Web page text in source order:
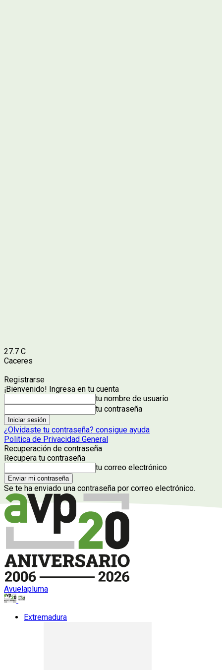
27.7 C
Caceres
Registrarse
¡Bienvenido! Ingresa en tu cuenta
tu nombre de usuario
tu contraseña
¿Olvidaste tu contraseña? consigue ayuda
Politica de Privacidad General
Recuperación de contraseña
Recupera tu contraseña
tu correo electrónico
Se te ha enviado una contraseña por correo electrónico.
Avuelapluma
Extremadura